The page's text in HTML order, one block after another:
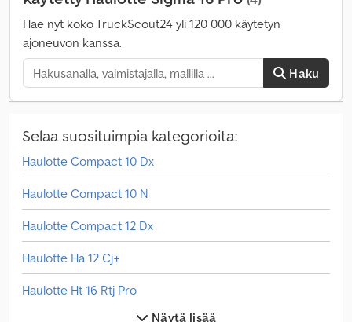
Hae nyt koko TruckScout24 yli 120 000 käytetyn
ajoneuvon kanssa.
Haku
Selaa suosituimpia kategorioita:
Haulotte Compact 10 Dx
Haulotte Compact 10 N
Haulotte Compact 12 Dx
Haulotte Ha 12 Cj+
Haulotte Ht 16 Rtj Pro
Näytä lisää